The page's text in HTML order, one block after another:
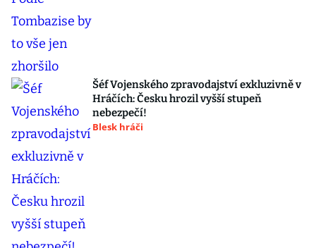
Šéf Vojenského zpravodajství exkluzivně v
Hráčích: Česku hrozil vyšší stupeň
nebezpečí!
Blesk hráči